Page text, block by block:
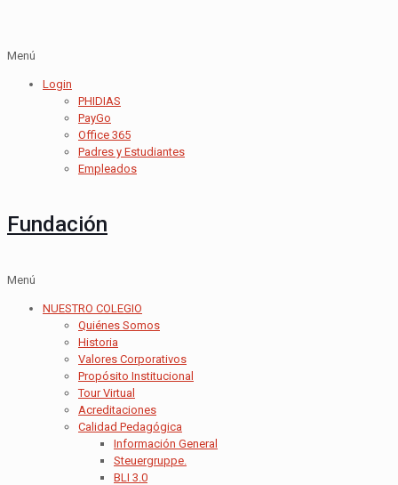
Menú
Login
PHIDIAS
PayGo
Office 365
Padres y Estudiantes
Empleados
Fundación
Menú
NUESTRO COLEGIO
Quiénes Somos
Historia
Valores Corporativos
Propósito Institucional
Tour Virtual
Acreditaciones
Calidad Pedagógica
Información General
Steuergruppe.
BLI 3.0